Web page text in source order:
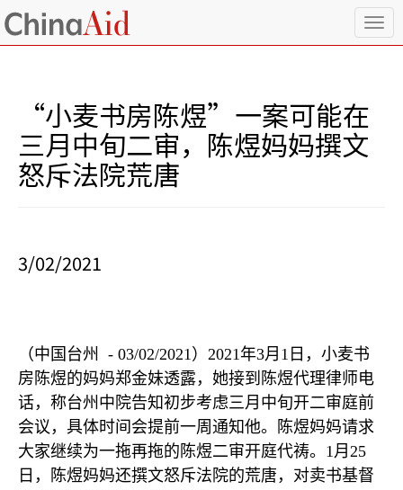
T
o
“小麦书房陈煜”一案可能在
三月中旬二审，陈煜妈妈撰文
怒斥法院荒唐
3/02/2021
（中国台州 - 03/02/2021） 2021年3月 1 日，小麦书
房陈煜的妈妈郑金妹透露，她接到陈煜代理律师电
话，称台州中院告知初步考虑三月中旬开二审庭前
会议，具体时间会提前一周通知他。陈煜妈妈请求
大家继续为一拖再拖的陈煜二审开庭代祷。 1月 25
日，陈煜妈妈还撰文怒斥法院的荒唐，对卖书基督